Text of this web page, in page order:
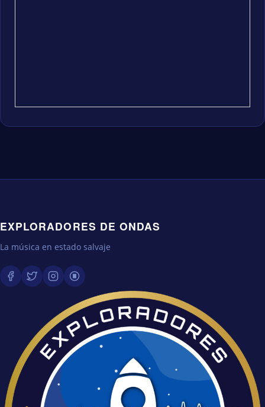
EXPLORADORES DE ONDAS
La música en estado salvaje